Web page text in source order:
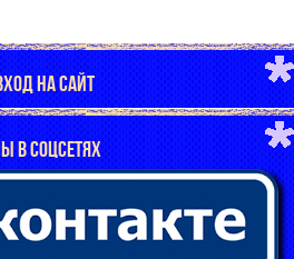
НА САЙТ
В СОЦСЕТЯХ